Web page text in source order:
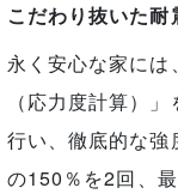
こだわり抜いた
永く安心な家に
（応力度計算）
行い、徹底的な
の150％を2回、